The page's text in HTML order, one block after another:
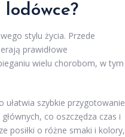
stylu życia. Przede
prawidłowe
wielu chorobom, w tym
ułatwia szybkie przygotowanie
co oszczędza czas i
posiłki o różne smaki i kolory,